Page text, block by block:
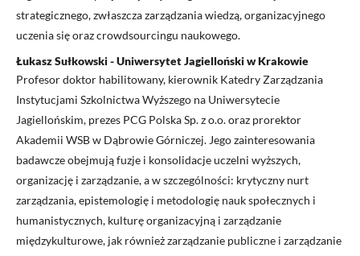
strategicznego, zwłaszcza zarządzania wiedzą, organizacyjnego
uczenia się oraz crowdsourcingu naukowego.
Łukasz Sułkowski - Uniwersytet Jagielloński w Krakowie
Profesor doktor habilitowany, kierownik Katedry Zarządzania
Instytucjami Szkolnictwa Wyższego na Uniwersytecie
Jagiellońskim, prezes PCG Polska Sp. z o.o. oraz prorektor
Akademii WSB w Dąbrowie Górniczej. Jego zainteresowania
badawcze obejmują fuzje i konsolidacje uczelni wyższych,
organizację i zarządzanie, a w szczególności: krytyczny nurt
zarządzania, epistemologię i metodologię nauk społecznych i
humanistycznych, kulturę organizacyjną i zarządzanie
międzykulturowe, jak również zarządzanie publiczne i zarządzanie